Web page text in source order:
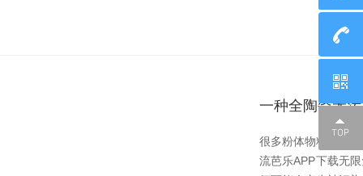
一种全陶瓷无
很多粉体物料对于纯
流芭乐APP下载无限